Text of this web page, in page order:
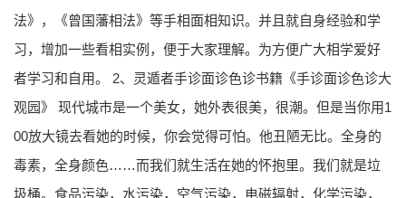
法》，《曾国藩相法》等手相面相知识。并且就自身经验和学
习，增加一些看相实例，便于大家理解。为方便广大相学爱好
者学习和自用。 2、灵遁者手诊面诊色诊书籍《手诊面诊色诊大
观园》 现代城市是一个美女，她外表很美，很潮。但是当你用1
00放大镜去看她的时候，你会觉得可怕。他丑陋无比。全身的
毒素，全身颜色……而我们就生活在她的怀抱里。我们就是垃
圾桶。食品污染，水污染，空气污染，电磁辐射，化学污染，